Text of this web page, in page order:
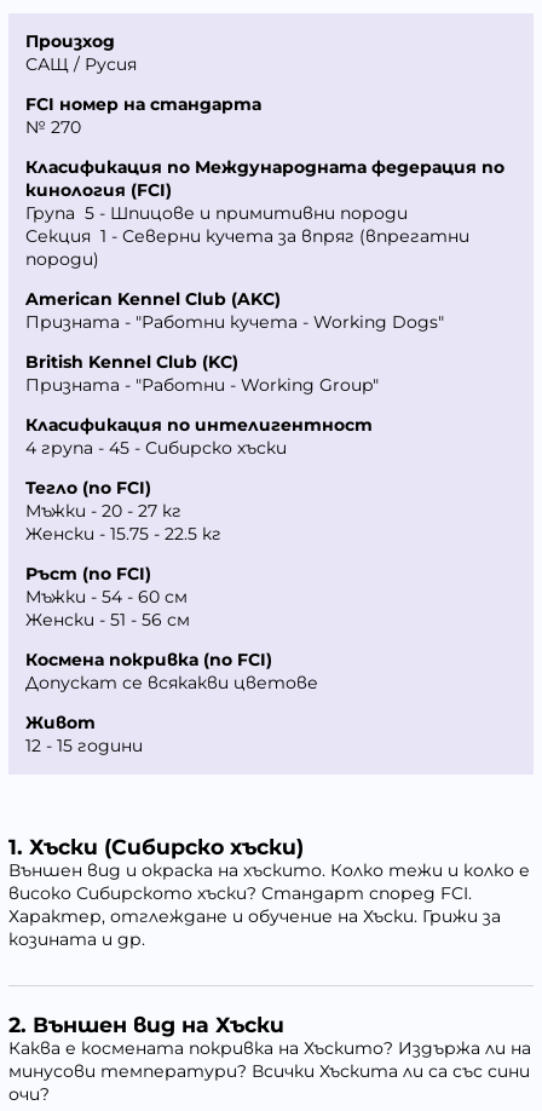
Произход
САЩ / Русия
FCI номер на стандарта
№ 270
Класификация по Международната федерация по
кинология (FCI)
Група 5 - Шпицове и примитивни породи
Секция 1 - Северни кучета за впряг (впрегатни
породи)
American Kennel Club (AKC)
Призната - "Работни кучета - Working Dogs"
British Kennel Club (KC)
Призната - "Работни - Working Group"
Класификация по интелигентност
4 група - 45 - Сибирско хъски
Тегло (по FCI)
Мъжки - 20 - 27 кг
Женски - 15.75 - 22.5 кг
Ръст (по FCI)
Мъжки - 54 - 60 см
Женски - 51 - 56 см
Космена покривка (по FCI)
Допускат се всякакви цветове
Живот
12 - 15 години
1. Хъски (Сибирско хъски)
Външен вид и окраска на хъскито. Колко тежи и колко е
високо Сибирското хъски? Стандарт според FCI.
Характер, отглеждане и обучение на Хъски. Грижи за
козината и др.
2. Външен вид на Хъски
Каква е космената покривка на Хъскито? Издържа ли на
минусови температури? Всички Хъскита ли са със сини
очи?